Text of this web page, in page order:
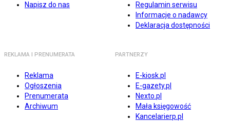
Napisz do nas
Regulamin serwisu
Informacje o nadawcy
Deklaracja dostępności
REKLAMA I PRENUMERATA
Reklama
Ogłoszenia
Prenumerata
Archiwum
PARTNERZY
E-kiosk.pl
E-gazety.pl
Nexto.pl
Mała księgowość
Kancelarierp.pl